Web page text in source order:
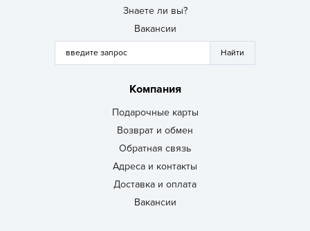
Знаете ли вы?
Вакансии
Компания
Подарочные карты
Возврат и обмен
Обратная связь
Адреса и контакты
Доставка и оплата
Вакансии